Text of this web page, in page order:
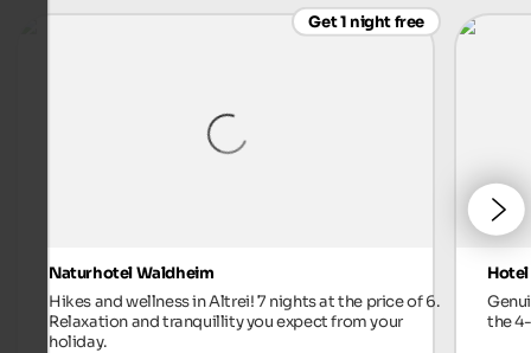
Get 1 night free
Naturhotel Waldheim
Hikes and wellness in Altrei! 7 nights at the price of 6.
Relaxation and tranquillity you expect from your
holiday.
the